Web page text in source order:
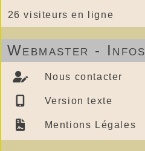
26 visiteurs en ligne
Webmaster - Infos
Nous contacter
Version texte
Mentions Légales